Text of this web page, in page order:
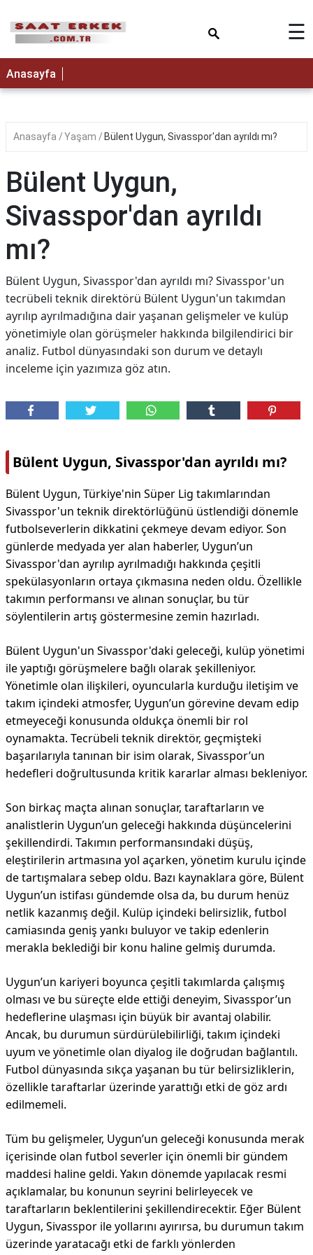
☰
Anasayfa
Anasayfa Yaşam Bülent Uygun, Sivasspor'dan ayrıldı mı?
Bülent Uygun,
Sivasspor'dan ayrıldı
mı?
Bülent Uygun, Sivasspor'dan ayrıldı mı? Sivasspor'un
tecrübeli teknik direktörü Bülent Uygun'un takımdan
ayrılıp ayrılmadığına dair yaşanan gelişmeler ve kulüp
yönetimiyle olan görüşmeler hakkında bilgilendirici bir
analiz. Futbol dünyasındaki son durum ve detaylı
inceleme için yazımıza göz atın.
Bülent Uygun, Sivasspor'dan ayrıldı mı?
Bülent Uygun, Türkiye'nin Süper Lig takımlarından
Sivasspor'un teknik direktörlüğünü üstlendiği dönemle
futbolseverlerin dikkatini çekmeye devam ediyor. Son
günlerde medyada yer alan haberler, Uygun’un
Sivasspor'dan ayrılıp ayrılmadığı hakkında çeşitli
spekülasyonların ortaya çıkmasına neden oldu. Özellikle
takımın performansı ve alınan sonuçlar, bu tür
söylentilerin artış göstermesine zemin hazırladı.
Bülent Uygun'un Sivasspor'daki geleceği, kulüp yönetimi
ile yaptığı görüşmelere bağlı olarak şekilleniyor.
Yönetimle olan ilişkileri, oyuncularla kurduğu iletişim ve
takım içindeki atmosfer, Uygun’un görevine devam edip
etmeyeceği konusunda oldukça önemli bir rol
oynamakta. Tecrübeli teknik direktör, geçmişteki
başarılarıyla tanınan bir isim olarak, Sivasspor’un
hedefleri doğrultusunda kritik kararlar alması bekleniyor.
Son birkaç maçta alınan sonuçlar, taraftarların ve
analistlerin Uygun’un geleceği hakkında düşüncelerini
şekillendirdi. Takımın performansındaki düşüş,
eleştirilerin artmasına yol açarken, yönetim kurulu içinde
de tartışmalara sebep oldu. Bazı kaynaklara göre, Bülent
Uygun’un istifası gündemde olsa da, bu durum henüz
netlik kazanmış değil. Kulüp içindeki belirsizlik, futbol
camiasında geniş yankı buluyor ve takip edenlerin
merakla beklediği bir konu haline gelmiş durumda.
Uygun’un kariyeri boyunca çeşitli takımlarda çalışmış
olması ve bu süreçte elde ettiği deneyim, Sivasspor’un
hedeflerine ulaşması için büyük bir avantaj olabilir.
Ancak, bu durumun sürdürülebilirliği, takım içindeki
uyum ve yönetimle olan diyalog ile doğrudan bağlantılı.
Futbol dünyasında sıkça yaşanan bu tür belirsizliklerin,
özellikle taraftarlar üzerinde yarattığı etki de göz ardı
edilmemeli.
Tüm bu gelişmeler, Uygun’un geleceği konusunda merak
içerisinde olan futbol severler için önemli bir gündem
maddesi haline geldi. Yakın dönemde yapılacak resmi
açıklamalar, bu konunun seyrini belirleyecek ve
taraftarların beklentilerini şekillendirecektir. Eğer Bülent
Uygun, Sivasspor ile yollarını ayırırsa, bu durumun takım
üzerinde yaratacağı etki de farklı yönlerden